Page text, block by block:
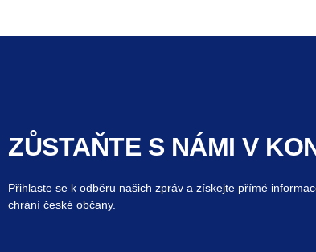
ZŮSTAŇTE S NÁMI V
Přihlaste se k odběru našich zpráv a získejte přímé
chrání české občany.